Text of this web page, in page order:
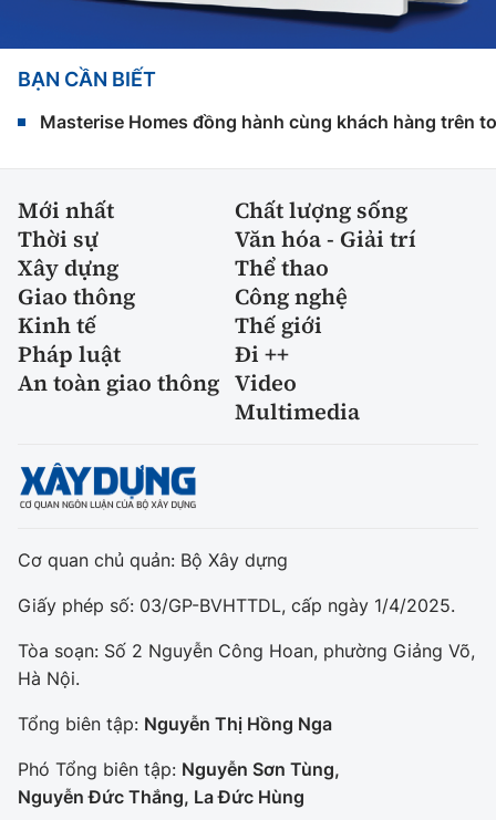
BẠN CẦN BIẾT
Masterise Homes đồng hành cùng khách hàng trên
Mới nhất
Chất lượng sống
Thời sự
Văn hóa - Giải trí
Xây dựng
Thể thao
Giao thông
Công nghệ
Kinh tế
Thế giới
Pháp luật
Đi ++
An toàn giao thông Video
Multimedia
Cơ quan chủ quản: Bộ Xây dựng
Giấy phép số: 03/GP-BVHTTDL, cấp ngày 1/4/2025.
Tòa soạn: Số 2 Nguyễn Công Hoan, phường Giảng Võ,
Hà Nội.
Tổng biên tập: Nguyễn Thị Hồng Nga
Phó Tổng biên tập: Nguyễn Sơn Tùng,
Nguyễn Đức Thắng, La Đức Hùng